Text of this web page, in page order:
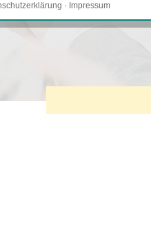
Gestaltung und fortlaufende
einschließlich der Verknüpfung zu
· Impressum